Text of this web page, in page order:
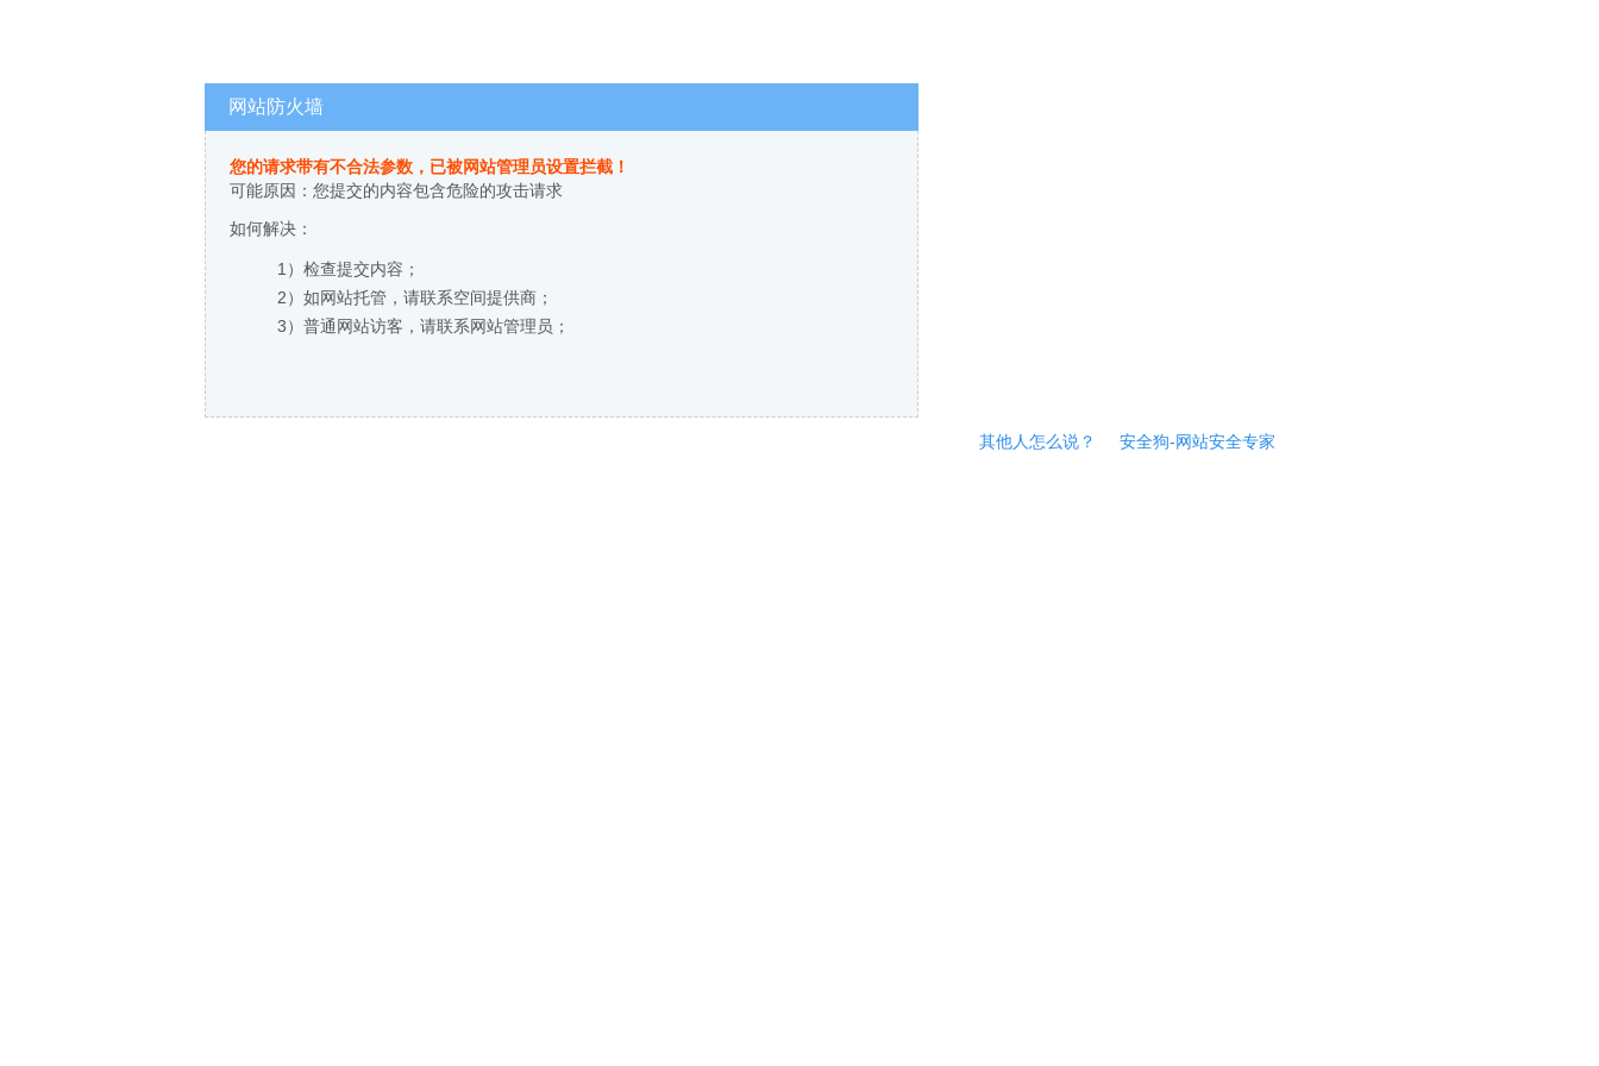
网站防火墙
您的请求带有不合法参数，已被网站管理员设置拦截！
可能原因：您提交的内容包含危险的攻击请求
如何解决：
1）检查提交内容；
2）如网站托管，请联系空间提供商；
3）普通网站访客，请联系网站管理员；
其他人怎么说？ 安全狗-网站安全专家